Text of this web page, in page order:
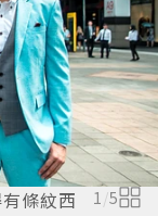
條紋西
1/5